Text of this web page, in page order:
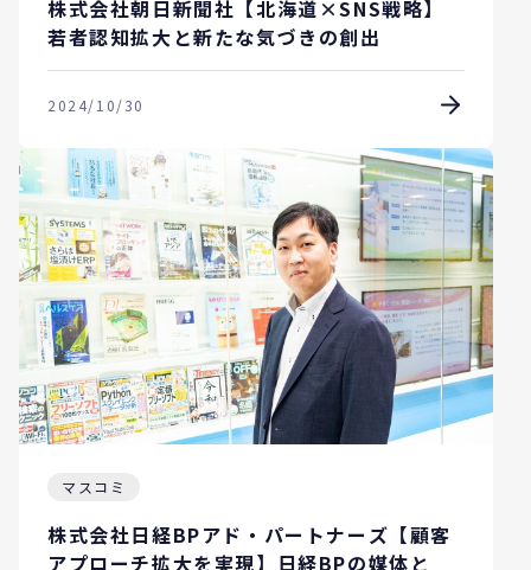
株式会社朝日新聞社【北海道×SNS戦略】
若者認知拡大と新たな気づきの創出
2024/10/30
マスコミ
株式会社日経BPアド・パートナーズ【顧客
アプローチ拡大を実現】日経BPの媒体と